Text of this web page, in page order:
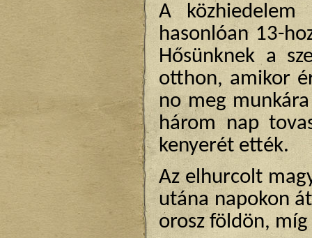
A közhiedelem
hasonlóan 13-
Hősünknek a
otthon, amikor
no meg
három nap
kenyerét ették.
Az elhurcolt
utána napokon át
orosz földön,